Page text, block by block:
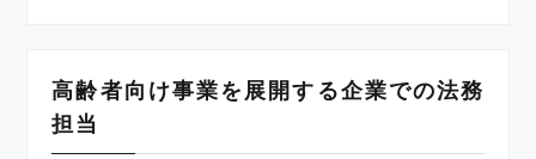
高齢者向け事業を展開する企業での法務
担当